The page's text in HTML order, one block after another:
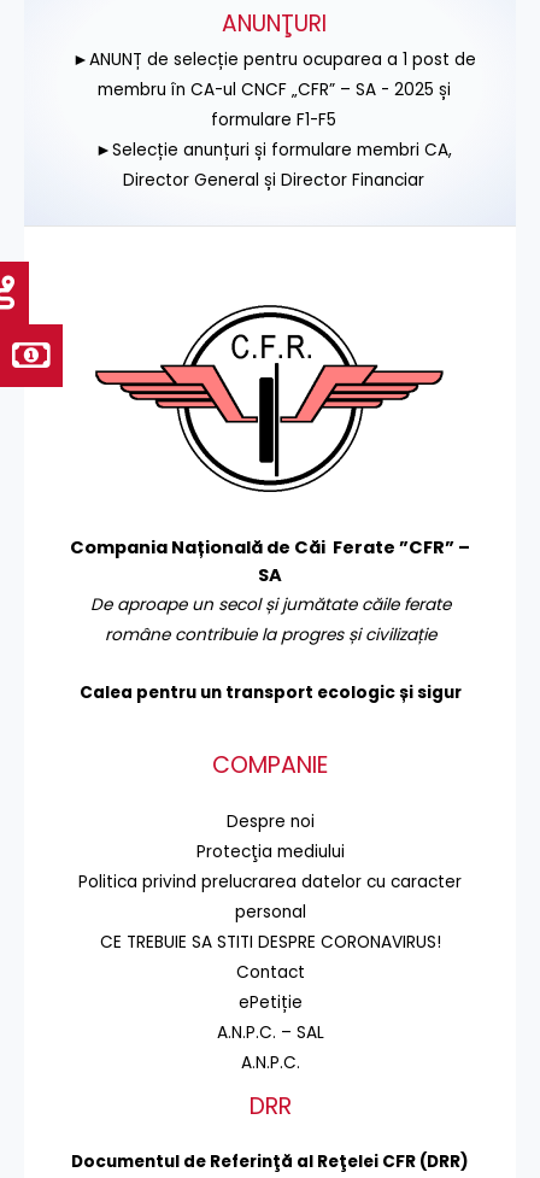
ANUNŢURI
►ANUNȚ de selecție pentru ocuparea a 1 post de
membru în CA-ul CNCF „CFR” – SA - 2025 și
formulare F1-F5
►Selecție anunțuri și formulare membri CA,
Director General și Director Financiar
Compania Națională de Căi Ferate ”CFR” –
SA
De aproape un secol și jumătate căile ferate
române contribuie la progres și civilizație
Calea pentru un transport ecologic și sigur
COMPANIE
Despre noi
Protecţia mediului
Politica privind prelucrarea datelor cu caracter
personal
CE TREBUIE SA STITI DESPRE CORONAVIRUS!
Contact
ePetiție
A.N.P.C. – SAL
A.N.P.C.
DRR
Documentul de Referinţă al Reţelei CFR (DRR)